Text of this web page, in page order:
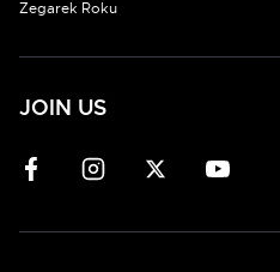
Zegarek Roku
JOIN US